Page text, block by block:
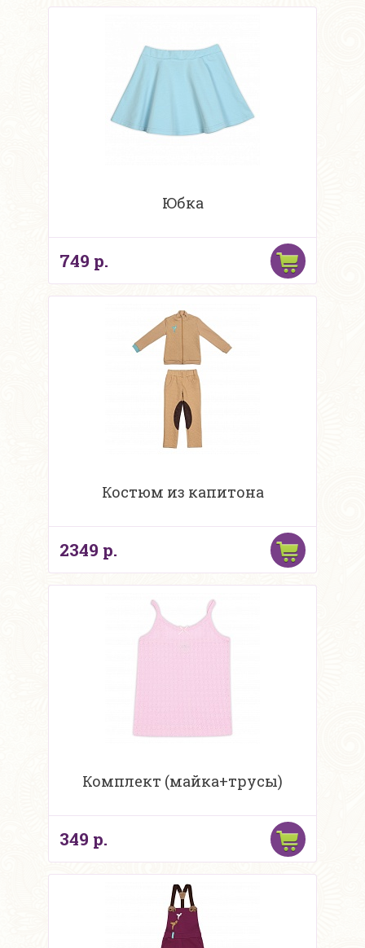
Юбка
749 р.
Костюм из капитона
2349 р.
Комплект (майка+трусы)
349 р.